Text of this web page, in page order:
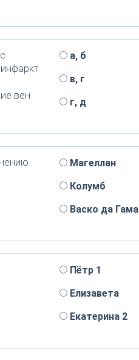
вен
а, б
в, г
г, д
Магеллан
Колумб
Васко да Гама
Пётр 1
Елизавета
Екатерина 2